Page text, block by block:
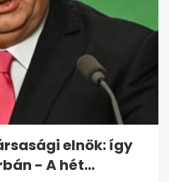
válsága:
Mancini...
elnök: így
- A hét...